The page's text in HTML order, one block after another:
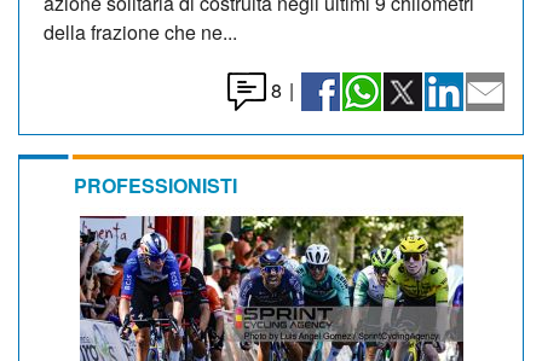
della frazione che ne...
8 |
PROFESSIONISTI